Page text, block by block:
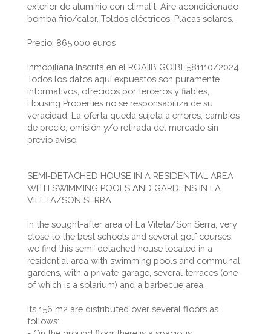
exterior de aluminio con climalit. Aire acondicionado
bomba frio/calor. Toldos eléctricos. Placas solares.
Precio: 865.000 euros
Inmobiliaria Inscrita en el ROAIIB GOIBE581110/2024
Todos los datos aquí expuestos son puramente
informativos, ofrecidos por terceros y fiables,
Housing Properties no se responsabiliza de su
veracidad. La oferta queda sujeta a errores, cambios
de precio, omisión y/o retirada del mercado sin
previo aviso.
SEMI-DETACHED HOUSE IN A RESIDENTIAL AREA
WITH SWIMMING POOLS AND GARDENS IN LA
VILETA/SON SERRA
In the sought-after area of La Vileta/Son Serra, very
close to the best schools and several golf courses,
we find this semi-detached house located in a
residential area with swimming pools and communal
gardens, with a private garage, several terraces (one
of which is a solarium) and a barbecue area.
Its 156 m2 are distributed over several floors as
follows: